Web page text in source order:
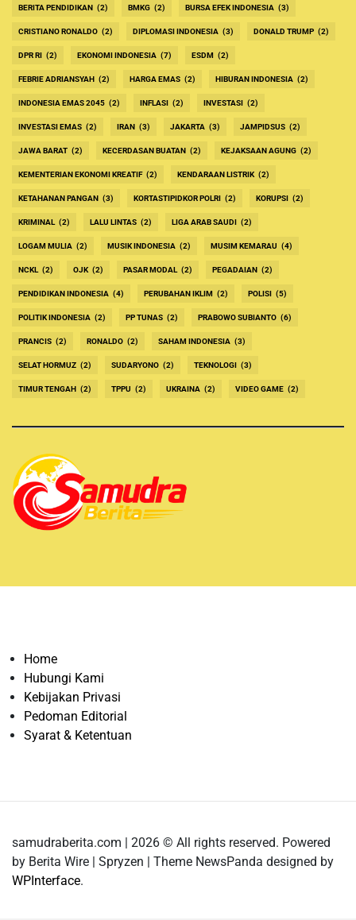
BERITA PENDIDIKAN (2) BMKG (2) BURSA EFEK INDONESIA (3)
CRISTIANO RONALDO (2) DIPLOMASI INDONESIA (3) DONALD TRUMP (2)
DPR RI (2) EKONOMI INDONESIA (7) ESDM (2)
FEBRIE ADRIANSYAH (2) HARGA EMAS (2) HIBURAN INDONESIA (2)
INDONESIA EMAS 2045 (2) INFLASI (2) INVESTASI (2)
INVESTASI EMAS (2) IRAN (3) JAKARTA (3) JAMPIDSUS (2)
JAWA BARAT (2) KECERDASAN BUATAN (2) KEJAKSAAN AGUNG (2)
KEMENTERIAN EKONOMI KREATIF (2) KENDARAAN LISTRIK (2)
KETAHANAN PANGAN (3) KORTASTIPIDKOR POLRI (2) KORUPSI (2)
KRIMINAL (2) LALU LINTAS (2) LIGA ARAB SAUDI (2)
LOGAM MULIA (2) MUSIK INDONESIA (2) MUSIM KEMARAU (4)
NCKL (2) OJK (2) PASAR MODAL (2) PEGADAIAN (2)
PENDIDIKAN INDONESIA (4) PERUBAHAN IKLIM (2) POLISI (5)
POLITIK INDONESIA (2) PP TUNAS (2) PRABOWO SUBIANTO (6)
PRANCIS (2) RONALDO (2) SAHAM INDONESIA (3)
SELAT HORMUZ (2) SUDARYONO (2) TEKNOLOGI (3)
TIMUR TENGAH (2) TPPU (2) UKRAINA (2) VIDEO GAME (2)
Home
Hubungi Kami
Kebijakan Privasi
Pedoman Editorial
Syarat & Ketentuan
samudraberita.com | 2026 © All rights reserved. Powered
by Berita Wire | Spryzen | Theme NewsPanda designed by
WPInterface.